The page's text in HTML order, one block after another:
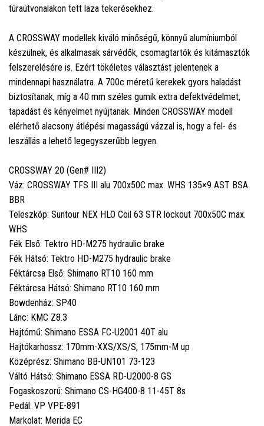
túraútvonalakon tett laza tekerésekhez.
A CROSSWAY modellek kiváló minőségű, könnyű alumíniumból
készülnek, és alkalmasak sárvédők, csomagtartók és kitámasztók
felszerelésére is. Ezért tökéletes választást jelentenek a
mindennapi használatra. A 700c méretű kerekek gyors haladást
biztosítanak, míg a 40 mm széles gumik extra defektvédelmet,
tapadást és kényelmet nyújtanak. Minden CROSSWAY modell
elérhető alacsony átlépési magasságú vázzal is, hogy a fel- és
leszállás a lehető legegyszerűbb legyen.
CROSSWAY 20 (Gen# III2)
Váz: CROSSWAY TFS III alu 700x50C max. WHS 135×9 AST BSA
BBR
Teleszkóp: Suntour NEX HLO Coil 63 STR lockout 700x50C max.
WHS
Fék Első: Tektro HD-M275 hydraulic brake
Fék Hátsó: Tektro HD-M275 hydraulic brake
Féktárcsa Első: Shimano RT10 160 mm
Féktárcsa Hátsó: Shimano RT10 160 mm
Bowdenház: SP40
Lánc: KMC Z8.3
Hajtómű: Shimano ESSA FC-U2001 40T alu
Hajtókarhossz: 170mm-XXS/XS/S, 175mm-M up
Középrész: Shimano BB-UN101 73-123
Váltó Hátsó: Shimano ESSA RD-U2000-8 GS
Fogaskoszorú: Shimano CS-HG400-8 11-45T 8s
Pedál: VP VPE-891
Markolat: Merida EC